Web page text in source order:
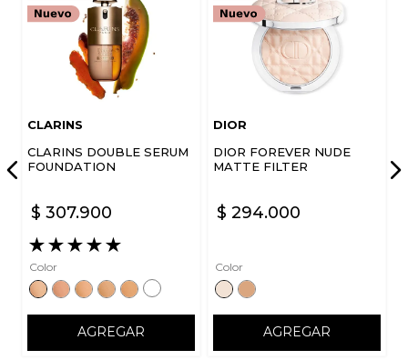
CLARINS
CLARINS DOUBLE SERUM
FOUNDATION
$ 307.900
★★★★★
Color
AGREGAR
DIOR
DIOR FOREVER NUDE
MATTE FILTER
$ 294.000
Color
AGREGAR